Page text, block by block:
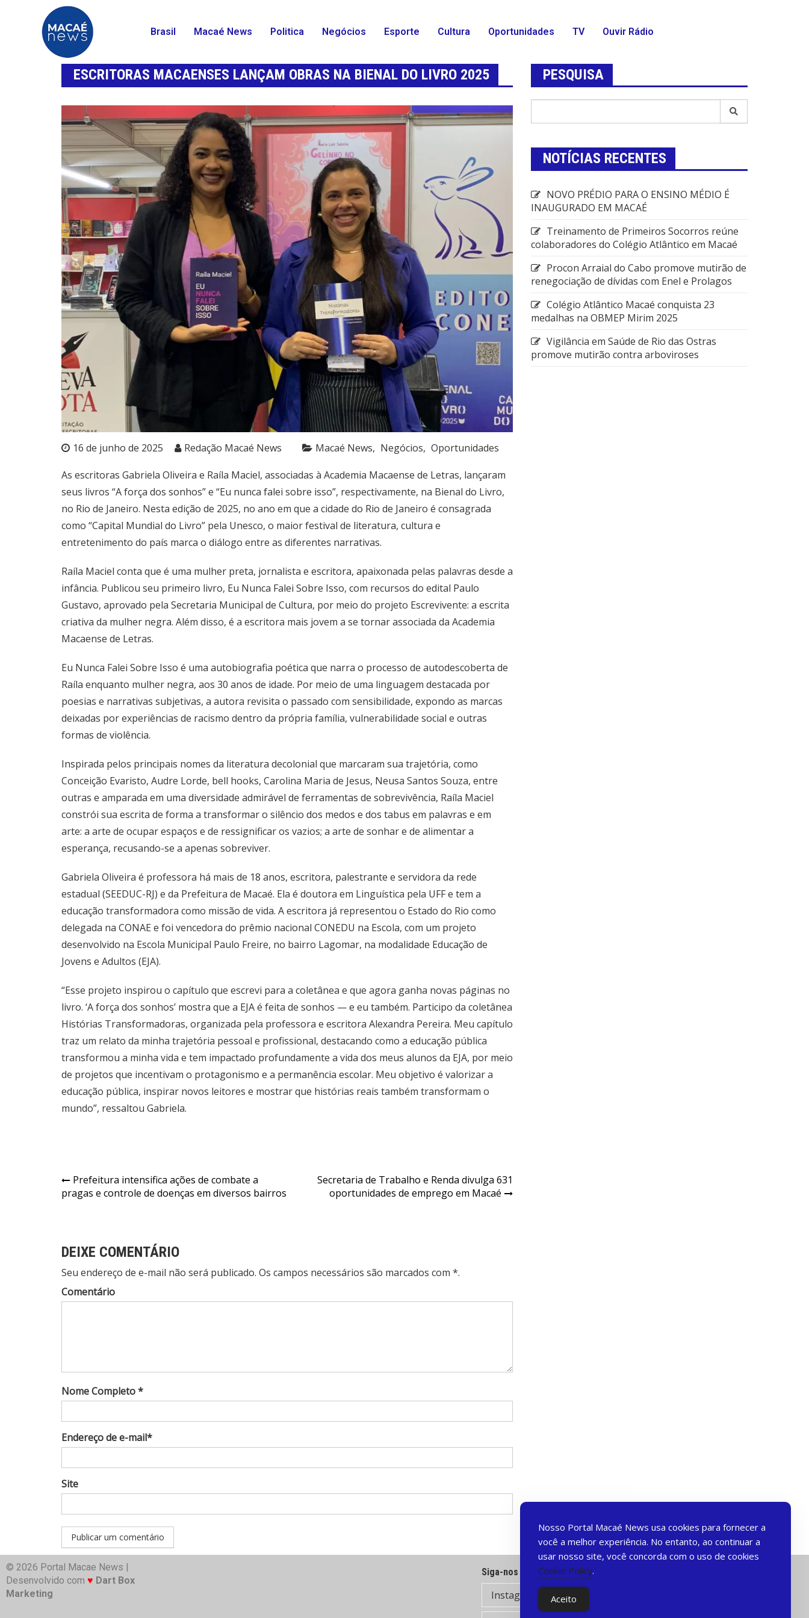
Brasil Macaé News Politica Negócios Esporte Cultura Oportunidades TV Ouvir Rádio
ESCRITORAS MACAENSES LANÇAM OBRAS NA BIENAL DO LIVRO 2025
16 de junho de 2025 Redação Macaé News Macaé News Negócios Oportunidades
As escritoras Gabriela Oliveira e Raíla Maciel, associadas à Academia Macaense de Letras, lançaram
seus livros “A força dos sonhos” e “Eu nunca falei sobre isso”, respectivamente, na Bienal do Livro,
no Rio de Janeiro. Nesta edição de 2025, no ano em que a cidade do Rio de Janeiro é consagrada
como “Capital Mundial do Livro” pela Unesco, o maior festival de literatura, cultura e
entretenimento do país marca o diálogo entre as diferentes narrativas.
Raíla Maciel conta que é uma mulher preta, jornalista e escritora, apaixonada pelas palavras desde a
infância. Publicou seu primeiro livro, Eu Nunca Falei Sobre Isso, com recursos do edital Paulo
Gustavo, aprovado pela Secretaria Municipal de Cultura, por meio do projeto Escrevivente: a escrita
criativa da mulher negra. Além disso, é a escritora mais jovem a se tornar associada da Academia
Macaense de Letras.
Eu Nunca Falei Sobre Isso é uma autobiografia poética que narra o processo de autodescoberta de
Raíla enquanto mulher negra, aos 30 anos de idade. Por meio de uma linguagem destacada por
poesias e narrativas subjetivas, a autora revisita o passado com sensibilidade, expondo as marcas
deixadas por experiências de racismo dentro da própria família, vulnerabilidade social e outras
formas de violência.
Inspirada pelos principais nomes da literatura decolonial que marcaram sua trajetória, como
Conceição Evaristo, Audre Lorde, bell hooks, Carolina Maria de Jesus, Neusa Santos Souza, entre
outras e amparada em uma diversidade admirável de ferramentas de sobrevivência, Raíla Maciel
constrói sua escrita de forma a transformar o silêncio dos medos e dos tabus em palavras e em
arte: a arte de ocupar espaços e de ressignificar os vazios; a arte de sonhar e de alimentar a
esperança, recusando-se a apenas sobreviver.
Gabriela Oliveira é professora há mais de 18 anos, escritora, palestrante e servidora da rede
estadual (SEEDUC-RJ) e da Prefeitura de Macaé. Ela é doutora em Linguística pela UFF e tem a
educação transformadora como missão de vida. A escritora já representou o Estado do Rio como
delegada na CONAE e foi vencedora do prêmio nacional CONEDU na Escola, com um projeto
desenvolvido na Escola Municipal Paulo Freire, no bairro Lagomar, na modalidade Educação de
Jovens e Adultos (EJA).
“Esse projeto inspirou o capítulo que escrevi para a coletânea e que agora ganha novas páginas no
livro. ‘A força dos sonhos’ mostra que a EJA é feita de sonhos — e eu também. Participo da coletânea
Histórias Transformadoras, organizada pela professora e escritora Alexandra Pereira. Meu capítulo
traz um relato da minha trajetória pessoal e profissional, destacando como a educação pública
transformou a minha vida e tem impactado profundamente a vida dos meus alunos da EJA, por meio
de projetos que incentivam o protagonismo e a permanência escolar. Meu objetivo é valorizar a
educação pública, inspirar novos leitores e mostrar que histórias reais também transformam o
mundo”, ressaltou Gabriela.
Prefeitura intensifica ações de combate a
pragas e controle de doenças em diversos bairros
Secretaria de Trabalho e Renda divulga 631
oportunidades de emprego em Macaé
DEIXE COMENTÁRIO
Seu endereço de e-mail não será publicado. Os campos necessários são marcados com *.
Comentário
Nome Completo *
Endereço de e-mail*
Site
PESQUISA
NOTÍCIAS RECENTES
NOVO PRÉDIO PARA O ENSINO MÉDIO É
INAUGURADO EM MACAÉ
Treinamento de Primeiros Socorros reúne
colaboradores do Colégio Atlântico em Macaé
Procon Arraial do Cabo promove mutirão de
renegociação de dívidas com Enel e Prolagos
Colégio Atlântico Macaé conquista 23
medalhas na OBMEP Mirim 2025
Vigilância em Saúde de Rio das Ostras
promove mutirão contra arboviroses
© 2026 Portal Macae News |
Desenvolvido com ♥ Dart Box
Marketing
Siga-nos
Instagram
Nosso Portal Macaé News usa cookies para fornecer a
você a melhor experiência. No entanto, ao continuar a
usar nosso site, você concorda com o uso de cookies
Cookie Policy.
Aceito